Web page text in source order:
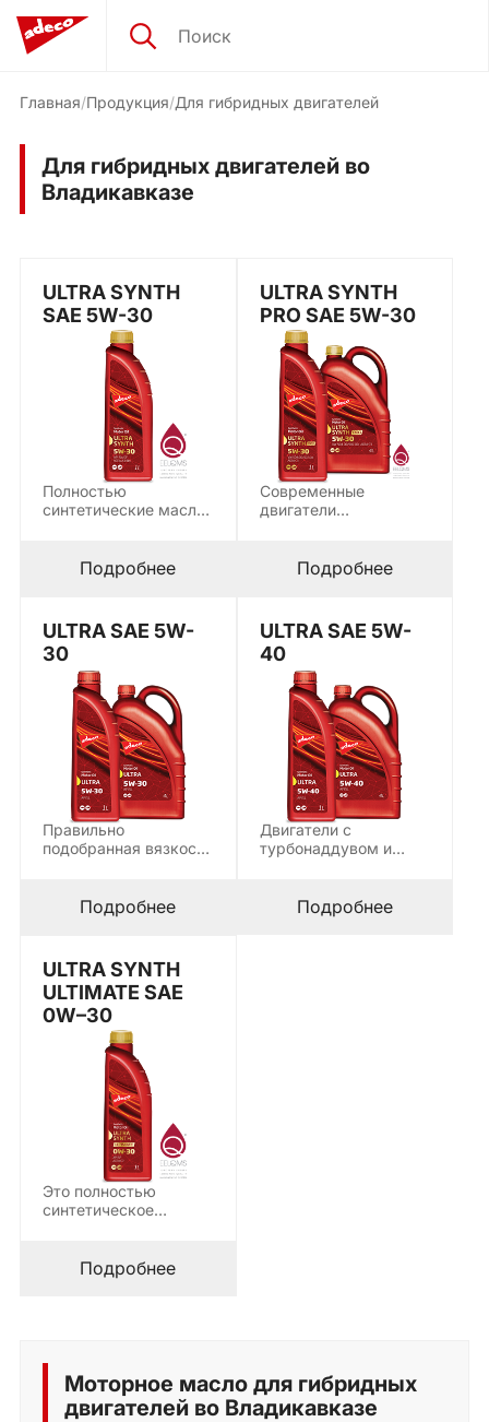
Главная Продукция Для гибридных двигателей
Для гибридных двигателей во
Владикавказе
ULTRA SYNTH
SAE 5W-30
Полностью
синтетические масла
большинства
современных…
Подробнее
ULTRA SYNTH
PRO SAE 5W-30
Современные
двигатели
системами DPF и
Подробнее
ULTRA SAE 5W-
30
Правильно
подобранная вязкость
современного
двигателя. ULTRA…
Подробнее
ULTRA SAE 5W-
40
Двигатели с
турбонаддувом и
Подробнее
ULTRA SYNTH
ULTIMATE SAE
0W–30
Это полностью
синтетическое
класса с технологией
Подробнее
Моторное масло для гибридных
двигателей во Владикавказе